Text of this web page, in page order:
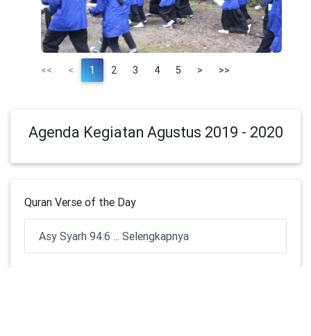
<< < 1 2 3 4 5 > >>
Agenda Kegiatan Agustus 2019 - 2020
Quran Verse of the Day
Asy Syarh 94:6 ... Selengkapnya